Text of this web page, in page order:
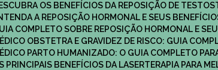
DESCUBRA OS BENEFÍCIOS DA REPOSIÇÃO DE
A REPOSIÇÃO HORMONAL E SEUS
GUIA COMPLETO SOBRE REPOSIÇÃO HORMONAL E
MÉDICO OBSTETRA E GRAVIDEZ DE RISCO: GUIA
MÉDICO PARTO HUMANIZADO: O GUIA COMPLETO
PRINCIPAIS BENEFÍCIOS DA LASERTERAPIA PARA